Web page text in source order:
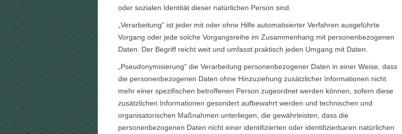
oder sozialen Identität dieser natürlichen Person sind.
„Verarbeitung“ ist jeder mit oder ohne Hilfe automatisierter Verfahren ausgeführte
Vorgang oder jede solche Vorgangsreihe im Zusammenhang mit personenbezogenen
Daten. Der Begriff reicht weit und umfasst praktisch jeden Umgang mit Daten.
„Pseudonymisierung“ die Verarbeitung personenbezogener Daten in einer Weise, dass
die personenbezogenen Daten ohne Hinzuziehung zusätzlicher Informationen nicht
mehr einer spezifischen betroffenen Person zugeordnet werden können, sofern diese
zusätzlichen Informationen gesondert aufbewahrt werden und technischen und
organisatorischen Maßnahmen unterliegen, die gewährleisten, dass die
personenbezogenen Daten nicht einer identifizierten oder identifizierbaren natürlichen